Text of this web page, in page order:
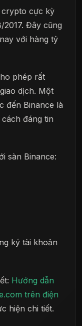
crypto cực kỳ
Đây cũng
với hàng tỷ
phép rất
dịch. Một
đến Binance là
đáng tin
sàn Binance:
ký tài khoản
Hướng dẫn
trên điện
hiện chi tiết.